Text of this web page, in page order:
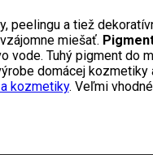
peelingu a tiež
miešať.
vode. Tuhý pigment do
domácej
kozmetiky. Veľmi